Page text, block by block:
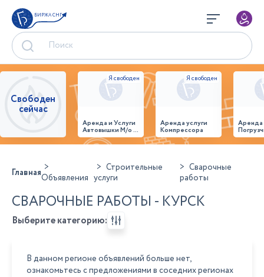
БИРЖА СНГ
Свободен
сейчас
Аренда и Услуги
Автовышки М/о г.
Домодедово
26,28,32 место
Аренда услуги
Компрессора
ГлавнаяОбъявления
Строительные
услуги
Сварочные
работы
СВАРОЧНЫЕ РАБОТЫ - КУРСК
Выберите категорию:
В данном регионе объявлений больше нет,
ознакомьтесь с предложениями в соседних регионах